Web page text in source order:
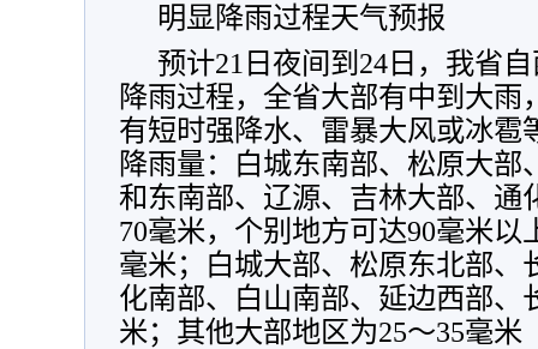
明显降雨过程天气预报
预计21日夜间到24日，我省
降雨过程，全省大部有中到大雨
有短时强降水、雷暴大风或冰雹
降雨量：白城东南部、松原大部
和东南部、辽源、吉林大部、通
70毫米，个别地方可达90毫米以
毫米；白城大部、松原东北部、
化南部、白山南部、延边西部、
米；其他大部地区为25～35毫米